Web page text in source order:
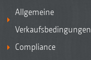
Allgemeine
Verkaufsbedingungen
Compliance